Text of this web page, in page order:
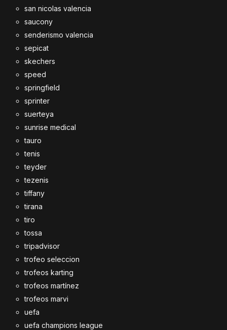
san nicolas valencia
saucony
senderismo valencia
sepicat
skechers
speed
springfield
sprinter
suerteya
sunrise medical
tauro
tenis
teyder
tezenis
tiffany
tirana
tiro
tossa
tripadvisor
trofeo seleccion
trofeos karting
trofeos martínez
trofeos marvi
uefa
uefa champions league